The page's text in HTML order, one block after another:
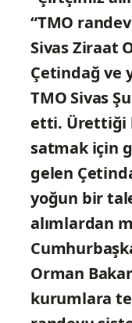
“TMO
Sivas Ziraat
Çetindağ ve
TMO Sivas
etti. Ürettiği
satmak için
gelen
yoğun bir
alımlardan
Orman
kurumlara